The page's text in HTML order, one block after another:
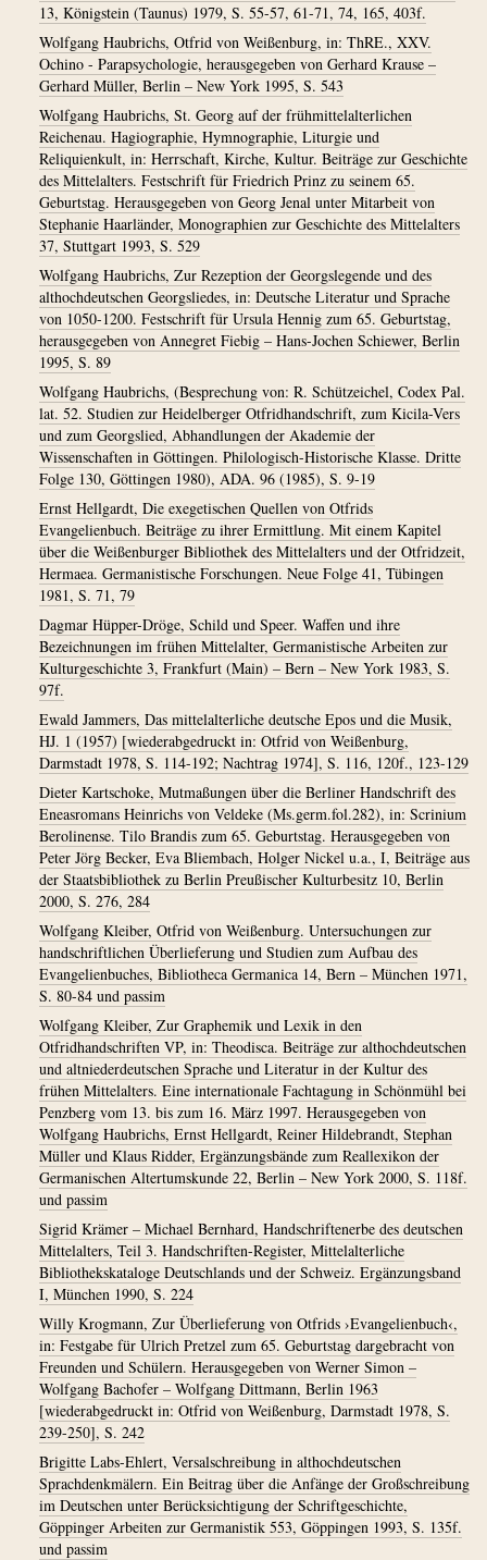
13, Königstein (Taunus) 1979, S. 55-57, 61-71, 74, 165, 403f.
Wolfgang Haubrichs, Otfrid von Weißenburg, in: ThRE., XXV.
Ochino - Parapsychologie, herausgegeben von Gerhard Krause –
Gerhard Müller, Berlin – New York 1995, S. 543
Wolfgang Haubrichs, St. Georg auf der frühmittelalterlichen
Reichenau. Hagiographie, Hymnographie, Liturgie und
Reliquienkult, in: Herrschaft, Kirche, Kultur. Beiträge zur Geschichte
des Mittelalters. Festschrift für Friedrich Prinz zu seinem 65.
Geburtstag. Herausgegeben von Georg Jenal unter Mitarbeit von
Stephanie Haarländer, Monographien zur Geschichte des Mittelalters
37, Stuttgart 1993, S. 529
Wolfgang Haubrichs, Zur Rezeption der Georgslegende und des
althochdeutschen Georgsliedes, in: Deutsche Literatur und Sprache
von 1050-1200. Festschrift für Ursula Hennig zum 65. Geburtstag,
herausgegeben von Annegret Fiebig – Hans-Jochen Schiewer, Berlin
1995, S. 89
Wolfgang Haubrichs, (Besprechung von: R. Schützeichel, Codex Pal.
lat. 52. Studien zur Heidelberger Otfridhandschrift, zum Kicila-Vers
und zum Georgslied, Abhandlungen der Akademie der
Wissenschaften in Göttingen. Philologisch-Historische Klasse. Dritte
Folge 130, Göttingen 1980), ADA. 96 (1985), S. 9-19
Ernst Hellgardt, Die exegetischen Quellen von Otfrids
Evangelienbuch. Beiträge zu ihrer Ermittlung. Mit einem Kapitel
über die Weißenburger Bibliothek des Mittelalters und der Otfridzeit,
Hermaea. Germanistische Forschungen. Neue Folge 41, Tübingen
1981, S. 71, 79
Dagmar Hüpper-Dröge, Schild und Speer. Waffen und ihre
Bezeichnungen im frühen Mittelalter, Germanistische Arbeiten zur
Kulturgeschichte 3, Frankfurt (Main) – Bern – New York 1983, S.
97f.
Ewald Jammers, Das mittelalterliche deutsche Epos und die Musik,
HJ. 1 (1957) [wiederabgedruckt in: Otfrid von Weißenburg,
Darmstadt 1978, S. 114-192; Nachtrag 1974], S. 116, 120f., 123-129
Dieter Kartschoke, Mutmaßungen über die Berliner Handschrift des
Eneasromans Heinrichs von Veldeke (Ms.germ.fol.282), in: Scrinium
Berolinense. Tilo Brandis zum 65. Geburtstag. Herausgegeben von
Peter Jörg Becker, Eva Bliembach, Holger Nickel u.a., I, Beiträge aus
der Staatsbibliothek zu Berlin Preußischer Kulturbesitz 10, Berlin
2000, S. 276, 284
Wolfgang Kleiber, Otfrid von Weißenburg. Untersuchungen zur
handschriftlichen Überlieferung und Studien zum Aufbau des
Evangelienbuches, Bibliotheca Germanica 14, Bern – München 1971,
S. 80-84 und passim
Wolfgang Kleiber, Zur Graphemik und Lexik in den
Otfridhandschriften VP, in: Theodisca. Beiträge zur althochdeutschen
und altniederdeutschen Sprache und Literatur in der Kultur des
frühen Mittelalters. Eine internationale Fachtagung in Schönmühl bei
Penzberg vom 13. bis zum 16. März 1997. Herausgegeben von
Wolfgang Haubrichs, Ernst Hellgardt, Reiner Hildebrandt, Stephan
Müller und Klaus Ridder, Ergänzungsbände zum Reallexikon der
Germanischen Altertumskunde 22, Berlin – New York 2000, S. 118f.
und passim
Sigrid Krämer – Michael Bernhard, Handschriftenerbe des deutschen
Mittelalters, Teil 3. Handschriften-Register, Mittelalterliche
Bibliothekskataloge Deutschlands und der Schweiz. Ergänzungsband
I, München 1990, S. 224
Willy Krogmann, Zur Überlieferung von Otfrids ›Evangelienbuch‹,
in: Festgabe für Ulrich Pretzel zum 65. Geburtstag dargebracht von
Freunden und Schülern. Herausgegeben von Werner Simon –
Wolfgang Bachofer – Wolfgang Dittmann, Berlin 1963
[wiederabgedruckt in: Otfrid von Weißenburg, Darmstadt 1978, S.
239-250], S. 242
Brigitte Labs-Ehlert, Versalschreibung in althochdeutschen
Sprachdenkmälern. Ein Beitrag über die Anfänge der Großschreibung
im Deutschen unter Berücksichtigung der Schriftgeschichte,
Göppinger Arbeiten zur Germanistik 553, Göppingen 1993, S. 135f.
und passim